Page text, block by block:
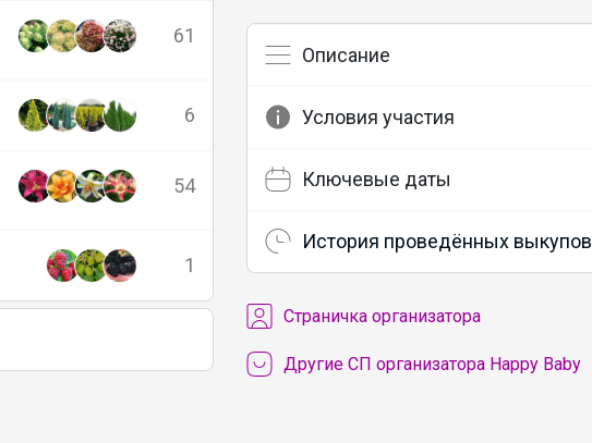
61
6
54
1
Описание
Условия участия
Ключевые даты
История проведённых выкупов
Cтраничка организатора
Другие СП организатора Happy Baby